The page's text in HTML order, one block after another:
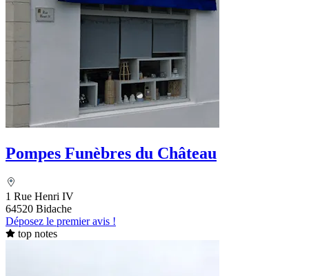
Pompes Funèbres du Château
1 Rue Henri IV
64520 Bidache
Déposez le premier avis !
top notes